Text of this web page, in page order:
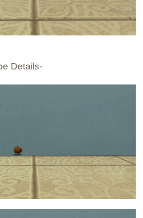
Details-